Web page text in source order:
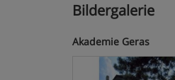
Bildergalerie
Akademie Geras